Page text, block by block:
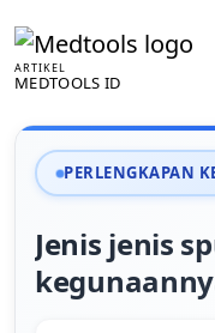
ARTIKEL
MEDTOOLS ID
PERLENGKAPAN
Jenis jenis